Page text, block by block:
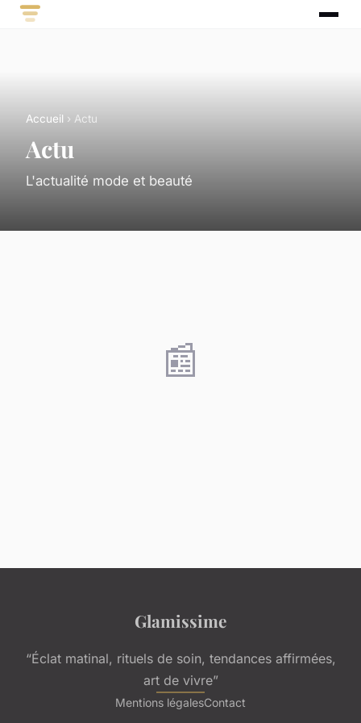
Accueil › Actu
Actu
L'actualité mode et beauté
📰
Glamissime
“Éclat matinal, rituels de soin, tendances affirmées,
art de vivre”
Mentions légalesContact